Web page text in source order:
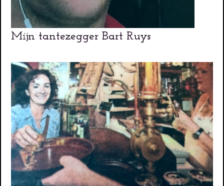
Mijn tantezegger Bart Ruys